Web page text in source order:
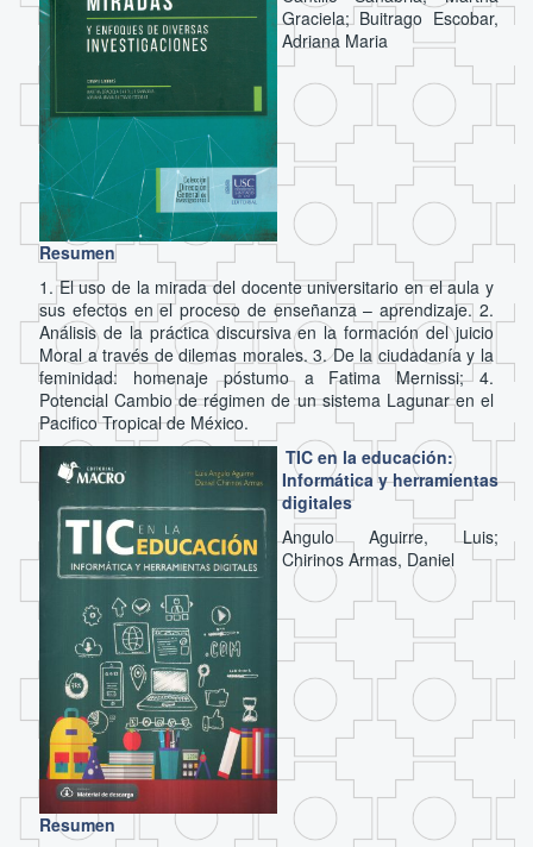
Graciela; Buitrago Escobar,
Adriana Maria
Resumen
1. El uso de la mirada del docente universitario en el aula y
sus efectos en el proceso de enseñanza – aprendizaje. 2.
Análisis de la práctica discursiva en la formación del juicio
Moral a través de dilemas morales. 3. De la ciudadanía y la
feminidad: homenaje póstumo a Fatima Mernissi; 4.
Potencial Cambio de régimen de un sistema Lagunar en el
Pacifico Tropical de México.
TIC en la educación:
Informática y herramientas
digitales
Angulo Aguirre, Luis;
Chirinos Armas, Daniel
Resumen